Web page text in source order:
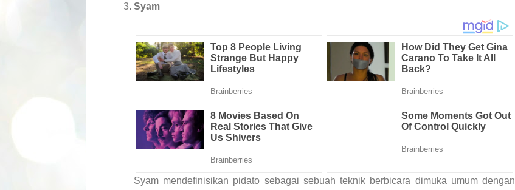
Syam
Syam mendefinisikan pidato sebagai sebuah teknik berbicara dimuka umum dengan